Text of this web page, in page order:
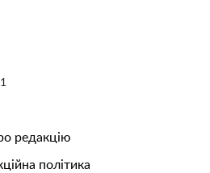
редакцію
політика